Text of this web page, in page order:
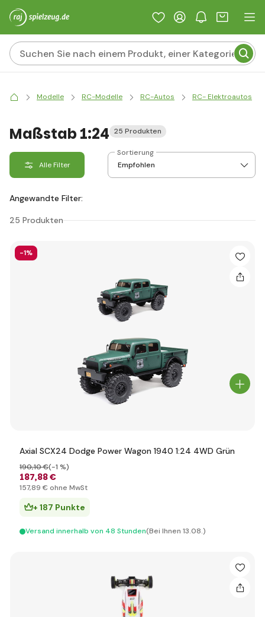
Modelle RC-Modelle RC-Autos RC- Elektroautos
Maßstab 1:24 25 Produkten
Alle Filter
Sortierung
Angewandte Filter:
25 Produkten
-1%
Axial SCX24 Dodge Power Wagon 1940 1:24 4WD Grün
187,88 €
190,10 €(-1 %)
157,89 € ohne MwSt
+ 187 Punkte
Versand innerhalb von 48 Stunden(Bei Ihnen 13.08.)